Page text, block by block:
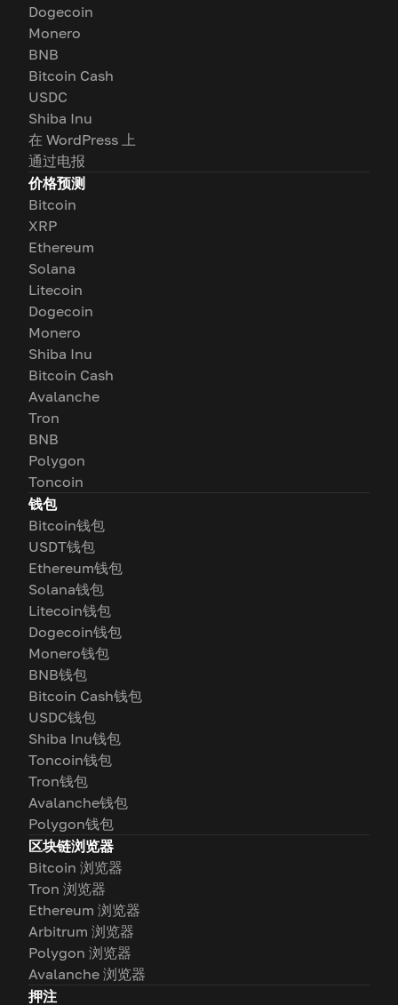
Dogecoin
Monero
BNB
Bitcoin Cash
USDC
Shiba Inu
在 WordPress 上
通过电报
价格预测
Bitcoin
XRP
Ethereum
Solana
Litecoin
Dogecoin
Monero
Shiba Inu
Bitcoin Cash
Avalanche
Tron
BNB
Polygon
Toncoin
钱包
Bitcoin钱包
USDT钱包
Ethereum钱包
Solana钱包
Litecoin钱包
Dogecoin钱包
Monero钱包
BNB钱包
Bitcoin Cash钱包
USDC钱包
Shiba Inu钱包
Toncoin钱包
Tron钱包
Avalanche钱包
Polygon钱包
区块链浏览器
Bitcoin 浏览器
Tron 浏览器
Ethereum 浏览器
Arbitrum 浏览器
Polygon 浏览器
Avalanche 浏览器
押注